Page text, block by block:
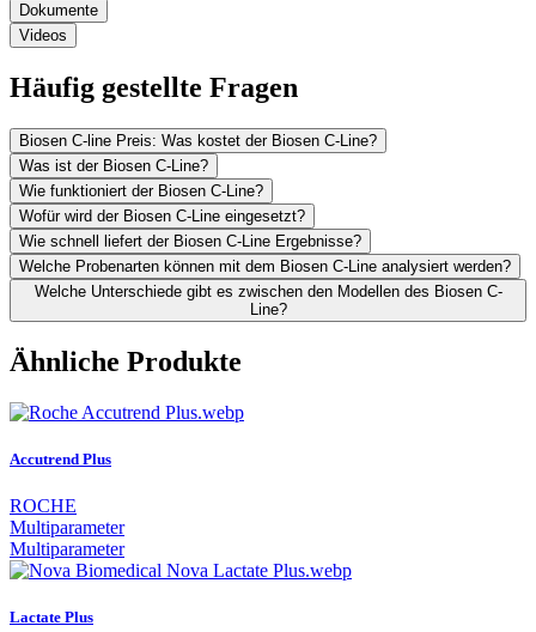
Dokumente
Videos
Häufig gestellte Fragen
Biosen C-line Preis: Was kostet der Biosen C-Line?
Was ist der Biosen C-Line?
Wie funktioniert der Biosen C-Line?
Wofür wird der Biosen C-Line eingesetzt?
Wie schnell liefert der Biosen C-Line Ergebnisse?
Welche Probenarten können mit dem Biosen C-Line analysiert werden?
Welche Unterschiede gibt es zwischen den Modellen des Biosen C-
Line?
Ähnliche Produkte
Accutrend Plus
ROCHE
Multiparameter
Multiparameter
Lactate Plus